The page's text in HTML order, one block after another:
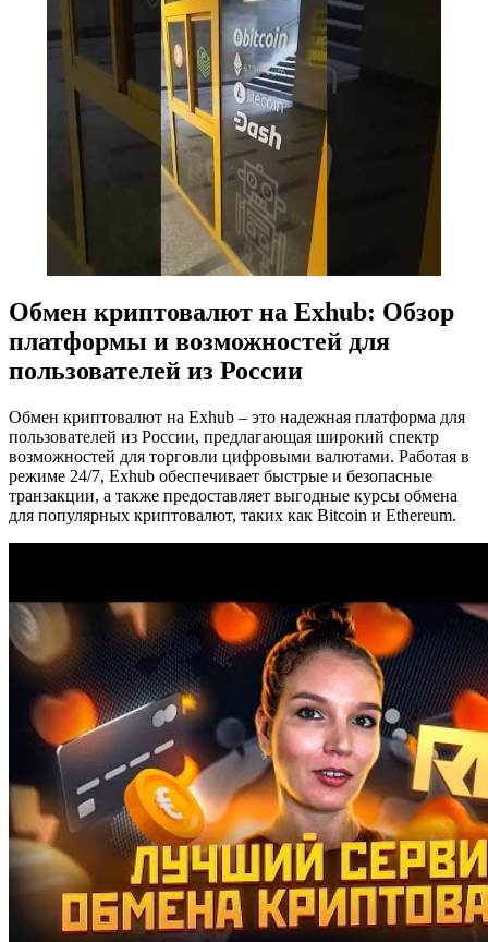
Обмен криптовалют на Exhub: Обзор
платформы и возможностей для
пользователей из России
Обмен криптовалют на Exhub – это надежная платформа для
пользователей из России, предлагающая широкий спектр
возможностей для торговли цифровыми валютами. Работая в
режиме 24/7, Exhub обеспечивает быстрые и безопасные
транзакции, а также предоставляет выгодные курсы обмена
для популярных криптовалют, таких как Bitcoin и Ethereum.